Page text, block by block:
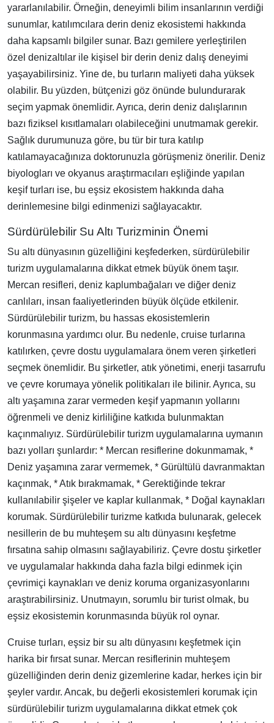
yararlanılabilir. Örneğin, deneyimli bilim insanlarının verdiği
sunumlar, katılımcılara derin deniz ekosistemi hakkında
daha kapsamlı bilgiler sunar. Bazı gemilere yerleştirilen
özel denizaltılar ile kişisel bir derin deniz dalış deneyimi
yaşayabilirsiniz. Yine de, bu turların maliyeti daha yüksek
olabilir. Bu yüzden, bütçenizi göz önünde bulundurarak
seçim yapmak önemlidir. Ayrıca, derin deniz dalışlarının
bazı fiziksel kısıtlamaları olabileceğini unutmamak gerekir.
Sağlık durumunuza göre, bu tür bir tura katılıp
katılamayacağınıza doktorunuzla görüşmeniz önerilir. Deniz
biyologları ve okyanus araştırmacıları eşliğinde yapılan
keşif turları ise, bu eşsiz ekosistem hakkında daha
derinlemesine bilgi edinmenizi sağlayacaktır.
Sürdürülebilir Su Altı Turizminin Önemi
Su altı dünyasının güzelliğini keşfederken, sürdürülebilir
turizm uygulamalarına dikkat etmek büyük önem taşır.
Mercan resifleri, deniz kaplumbağaları ve diğer deniz
canlıları, insan faaliyetlerinden büyük ölçüde etkilenir.
Sürdürülebilir turizm, bu hassas ekosistemlerin
korunmasına yardımcı olur. Bu nedenle, cruise turlarına
katılırken, çevre dostu uygulamalara önem veren şirketleri
seçmek önemlidir. Bu şirketler, atık yönetimi, enerji tasarrufu
ve çevre korumaya yönelik politikaları ile bilinir. Ayrıca, su
altı yaşamına zarar vermeden keşif yapmanın yollarını
öğrenmeli ve deniz kirliliğine katkıda bulunmaktan
kaçınmalıyız. Sürdürülebilir turizm uygulamalarına uymanın
bazı yolları şunlardır: * Mercan resiflerine dokunmamak, *
Deniz yaşamına zarar vermemek, * Gürültülü davranmaktan
kaçınmak, * Atık bırakmamak, * Gerektiğinde tekrar
kullanılabilir şişeler ve kaplar kullanmak, * Doğal kaynakları
korumak. Sürdürülebilir turizme katkıda bulunarak, gelecek
nesillerin de bu muhteşem su altı dünyasını keşfetme
fırsatına sahip olmasını sağlayabiliriz. Çevre dostu şirketler
ve uygulamalar hakkında daha fazla bilgi edinmek için
çevrimiçi kaynakları ve deniz koruma organizasyonlarını
araştırabilirsiniz. Unutmayın, sorumlu bir turist olmak, bu
eşsiz ekosistemin korunmasında büyük rol oynar.
Cruise turları, eşsiz bir su altı dünyasını keşfetmek için
harika bir fırsat sunar. Mercan resiflerinin muhteşem
güzelliğinden derin deniz gizemlerine kadar, herkes için bir
şeyler vardır. Ancak, bu değerli ekosistemleri korumak için
sürdürülebilir turizm uygulamalarına dikkat etmek çok